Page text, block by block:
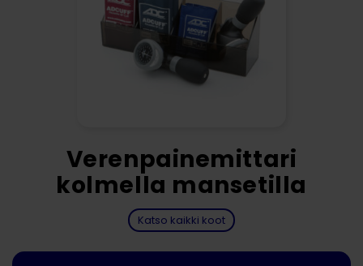
Verenpainemittari
kolmella mansetilla
Katso kaikki koot